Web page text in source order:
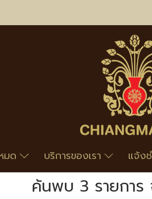
มด บริการของเรา แจ้ง
ค้นพบ 3 รายการ